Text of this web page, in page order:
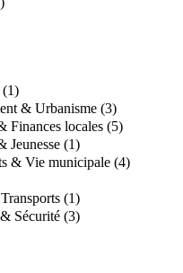
(1)
& Urbanisme (3)
Finances locales (5)
Jeunesse (1)
& Vie municipale (4)
(1)
Sécurité (3)